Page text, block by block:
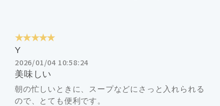
★★★★★
Y
2026/01/04 10:58:24
美味しい
朝の忙しいときに、スープなどにさっと入れられる
ので、とても便利です。